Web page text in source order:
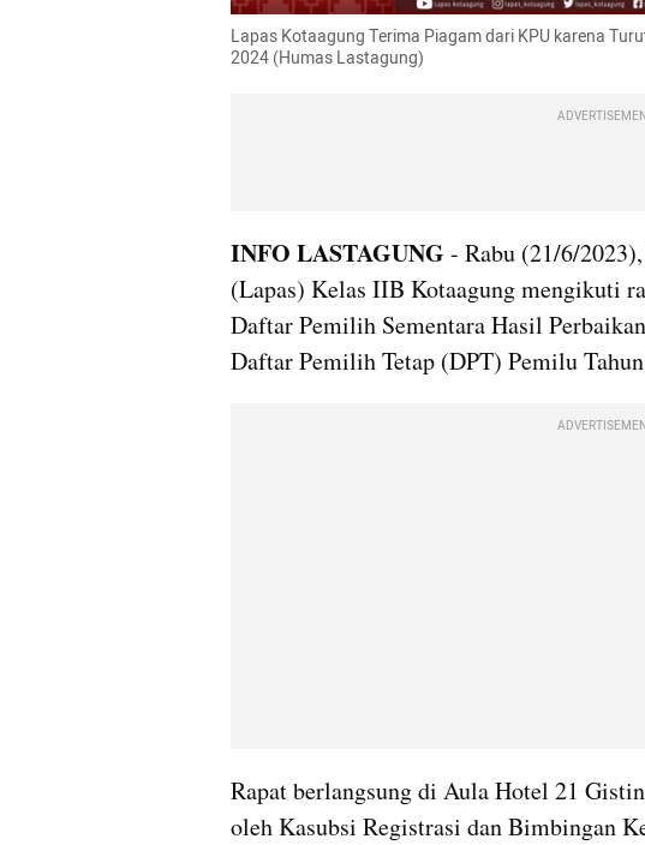
Lapas Kotaagung Terima Piagam dari KPU karena
2024 (Humas Lastagung)
INFO LASTAGUNG - Rabu (21/6/
(Lapas) Kelas IIB Kotaagung mengikuti
Daftar Pemilih Sementara Hasil
Daftar Pemilih Tetap (DPT) Pemilu
Rapat berlangsung di Aula Hotel 21
oleh Kasubsi Registrasi dan Bimbingan